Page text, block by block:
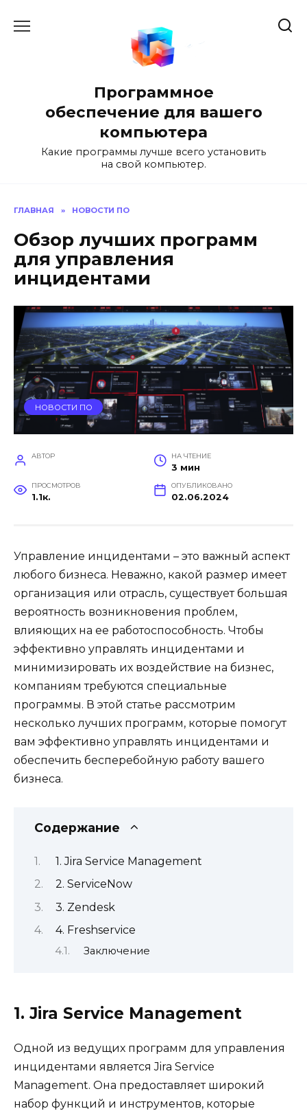
Программное
обеспечение для вашего
компьютера
Какие программы лучше всего установить
на свой компьютер.
ГЛАВНАЯ » НОВОСТИ ПО
Обзор лучших программ
для управления
инцидентами
НОВОСТИ ПО
АВТОР НА ЧТЕНИЕ
3 мин
ПРОСМОТРОВ
1.1к.
ОПУБЛИКОВАНО
02.06.2024
Управление инцидентами – это важный аспект
любого бизнеса. Неважно, какой размер имеет
организация или отрасль, существует большая
вероятность возникновения проблем,
влияющих на ее работоспособность. Чтобы
эффективно управлять инцидентами и
минимизировать их воздействие на бизнес,
компаниям требуются специальные
программы. В этой статье рассмотрим
несколько лучших программ, которые помогут
вам эффективно управлять инцидентами и
обеспечить бесперебойную работу вашего
бизнеса.
Содержание
1. Jira Service Management
2. ServiceNow
3. Zendesk
4. Freshservice
Заключение
1. Jira Service Management
Одной из ведущих программ для управления
инцидентами является Jira Service
Management. Она предоставляет широкий
набор функций и инструментов, которые